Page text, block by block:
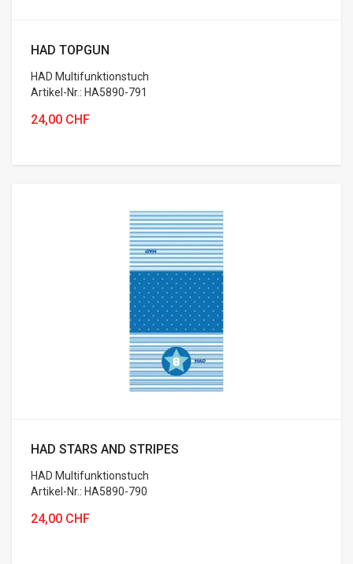
HAD TOPGUN
HAD Multifunktionstuch
Artikel-Nr.: HA5890-791
24,00 CHF
HAD STARS AND STRIPES
HAD Multifunktionstuch
Artikel-Nr.: HA5890-790
24,00 CHF